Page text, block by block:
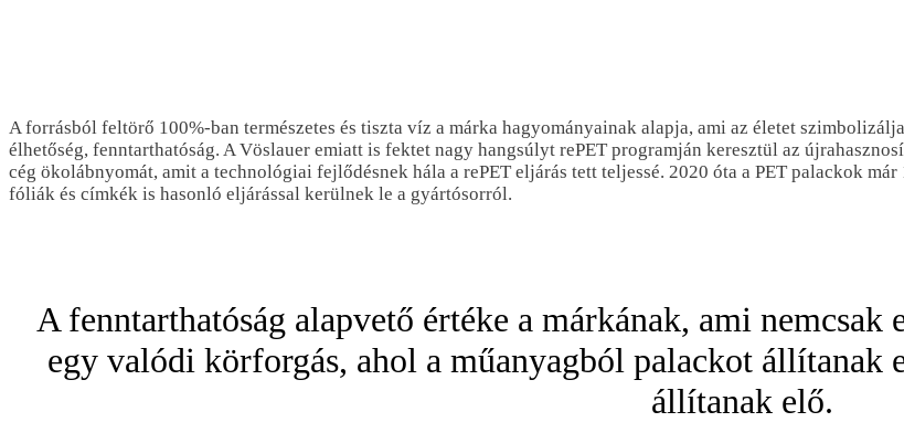
A forrásból feltörő 100%-ban természetes és tiszta víz a márka hagyományainak alapja, ami az életet
élhetőség, fenntarthatóság. A Vöslauer emiatt is fektet nagy hangsúlyt rePET programján keresztül az
cég ökolábnyomát, amit a technológiai fejlődésnek hála a rePET eljárás tett teljessé. 2020 óta a PET palackok
fóliák és címkék is hasonló eljárással kerülnek le a gyártósorról.
A fenntarthatóság alapvető értéke a márkának, ami nemcsak
egy valódi körforgás, ahol a műanyagból palackot állítanak
állítanak elő.